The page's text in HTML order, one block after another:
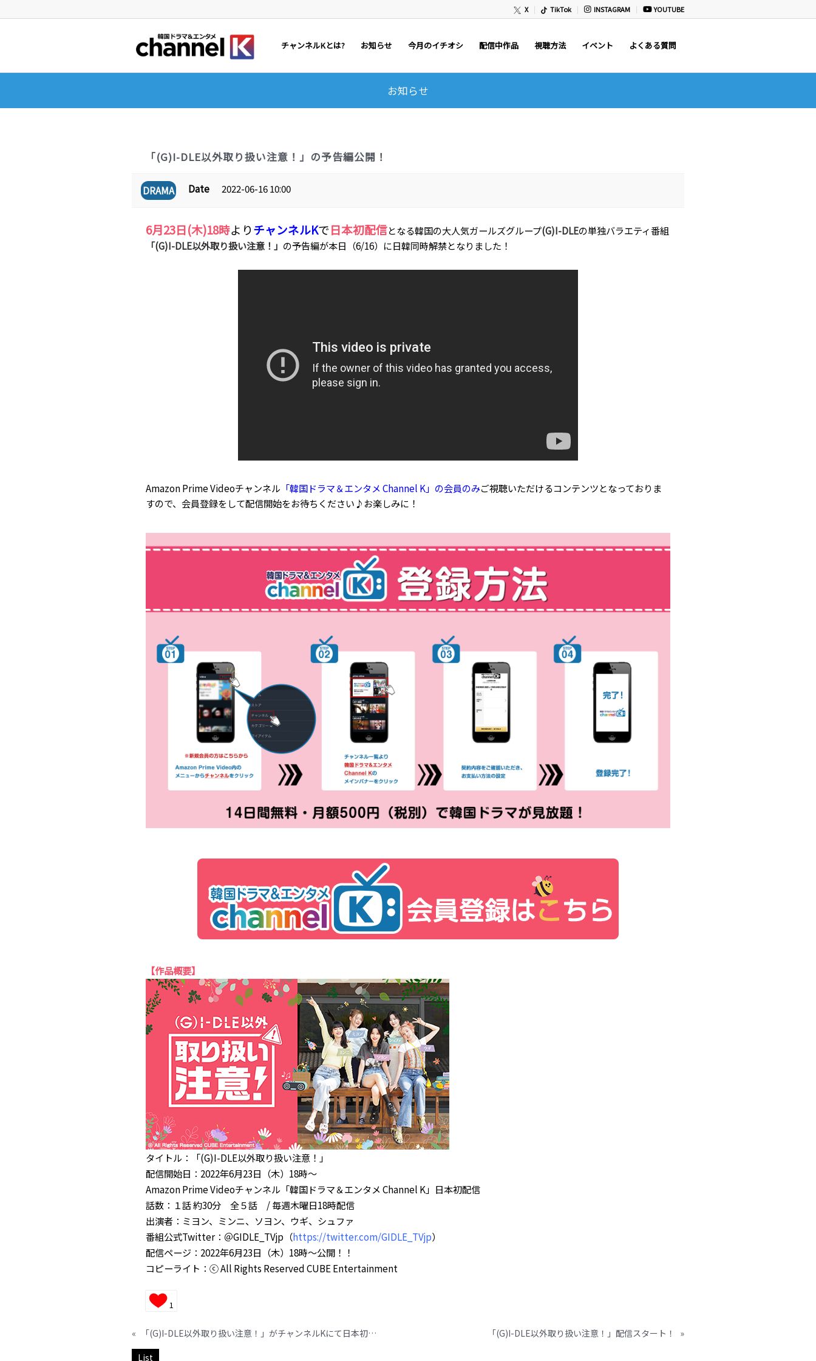
X TikTok INSTAGRAM YOUTUBE
チャンネルKとは? お知らせ 今月のイチオシ 配信中作品 視聴方法 イベント よくある質問
お知らせ
「(G)I-DLE以外取り扱い注意！」の予告編公開！
DRAMA Date 2022-06-16 10:00
6月23日(木)18時よりチャンネルKで日本初配信となる韓国の大人気ガールズグループ(G)I-DLEの単独バラエティ番組
「(G)I-DLE以外取り扱い注意！」 の予告編が本日（6/16）に日韓同時解禁となりました！
Amazon Prime Videoチャンネル 「韓国ドラマ＆エンタメ Channel K」の会員のみご視聴いただけるコンテンツとなっておりま
すので、会員登録をして配信開始をお待ちください♪お楽しみに！
【作品概要】
タイトル：「(G)I-DLE以外取り扱い注意！」
配信開始日：2022年6月23日（木）18時～
Amazon Prime Videoチャンネル「韓国ドラマ＆エンタメ Channel K」日本初配信
話数：１話 約30分 全５話 / 毎週木曜日18時配信
出演者：ミヨン、ミンニ、ソヨン、ウギ、シュファ
番組公式Twitter：＠GIDLE_TVjp（https://twitter.com/GIDLE_TVjp）
配信ページ：2022年6月23日（木）18時～公開！！
コピーライト：ⓒ All Rights Reserved CUBE Entertainment
1
« 「(G)I-DLE以外取り扱い注意！」がチャンネルKにて日本初配信！ 「(G)I-DLE以外取り扱い注意！」配信スタート！
»
List